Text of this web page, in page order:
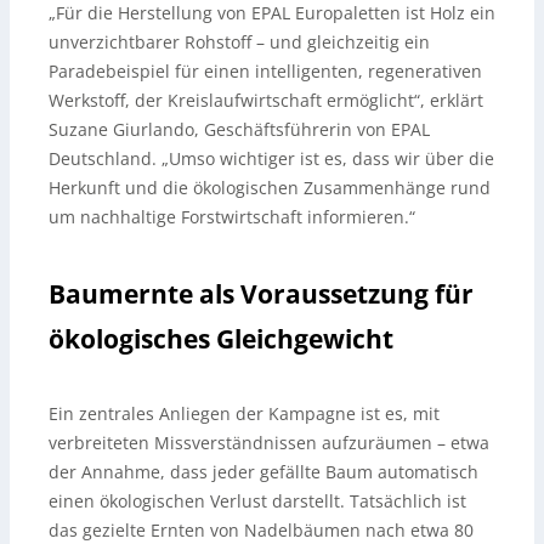
„Für die Herstellung von EPAL Europaletten ist Holz ein
unverzichtbarer Rohstoff – und gleichzeitig ein
Paradebeispiel für einen intelligenten, regenerativen
Werkstoff, der Kreislaufwirtschaft ermöglicht“, erklärt
Suzane Giurlando, Geschäftsführerin von EPAL
Deutschland. „Umso wichtiger ist es, dass wir über die
Herkunft und die ökologischen Zusammenhänge rund
um nachhaltige Forstwirtschaft informieren.“
Baumernte als Voraussetzung für
ökologisches Gleichgewicht
Ein zentrales Anliegen der Kampagne ist es, mit
verbreiteten Missverständnissen aufzuräumen – etwa
der Annahme, dass jeder gefällte Baum automatisch
einen ökologischen Verlust darstellt. Tatsächlich ist
das gezielte Ernten von Nadelbäumen nach etwa 80